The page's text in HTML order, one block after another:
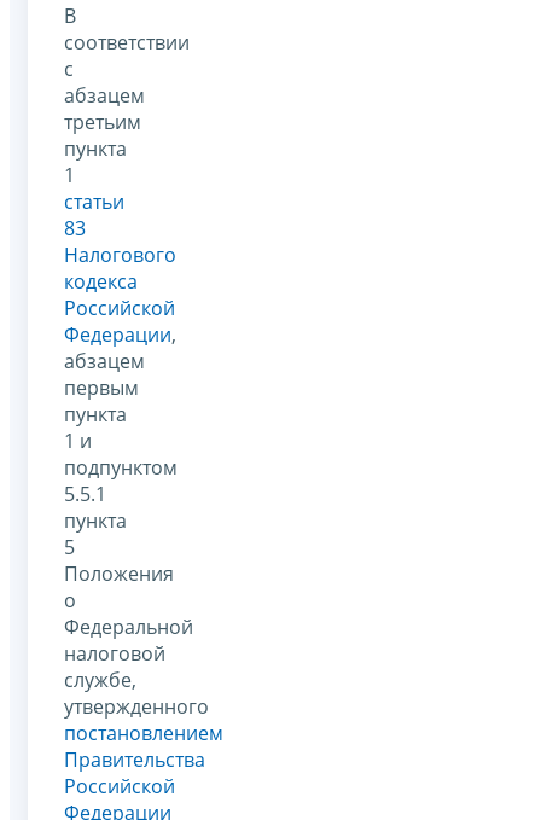
В
соответствии
с
абзацем
третьим
пункта
1
статьи
83
Налогового
кодекса
Российской
Федерации,
абзацем
первым
пункта
1 и
подпунктом
5.5.1
пункта
5
Положения
о
Федеральной
налоговой
службе,
утвержденного
постановлением
Правительства
Российской
Федерации